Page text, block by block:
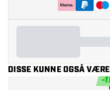
DISSE KUNNE OGSÅ
-